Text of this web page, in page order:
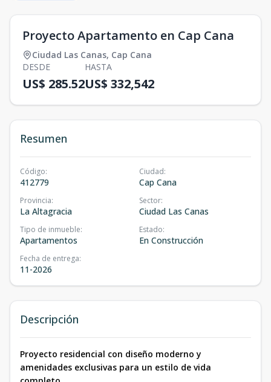
Proyecto Apartamento en Cap Cana
Ciudad Las Canas, Cap Cana
DESDE
US$ 285.52
HASTA
US$ 332,542
Resumen
Código:
412779
Ciudad:
Cap Cana
Provincia:
La Altagracia
Sector:
Ciudad Las Canas
Tipo de inmueble:
Apartamentos
Estado:
En Construcción
Fecha de entrega:
11-2026
Descripción
Proyecto residencial con diseño moderno y
amenidades exclusivas para un estilo de vida